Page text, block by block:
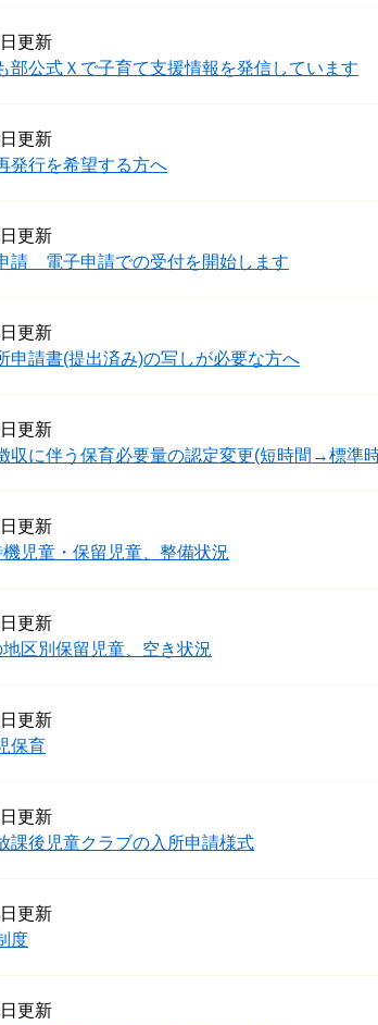
更新
部公式Ｘで子育て支援情報を発信しています
更新
発行を希望する方へ
更新
請 電子申請での受付を開始します
更新
申請書(提出済み)の写しが必要な方へ
更新
収に伴う保育必要量の認定変更(短時間→標準
更新
児童・保留児童、整備状況
更新
区別保留児童、空き状況
更新
保育
更新
課後児童クラブの入所申請様式
更新
度
更新